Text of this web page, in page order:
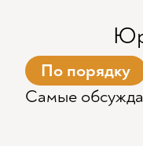
По порядку
Самые